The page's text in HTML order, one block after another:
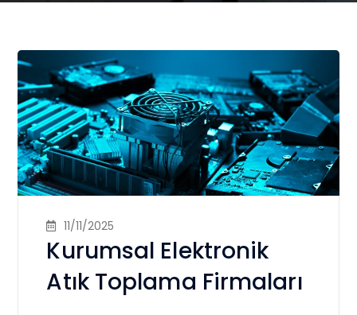
11/11/2025
Kurumsal Elektronik
Atık Toplama Firmaları